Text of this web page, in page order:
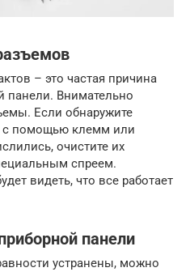
– это частая причина
панели. Внимательно
Если обнаружите
с помощью клемм или
очистите их
спреем.
видеть, что все работает
панели
устранены, можно